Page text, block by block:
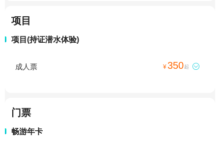
项目
项目(持证潜水体验)
成人票 ¥350起 
门票
畅游年卡